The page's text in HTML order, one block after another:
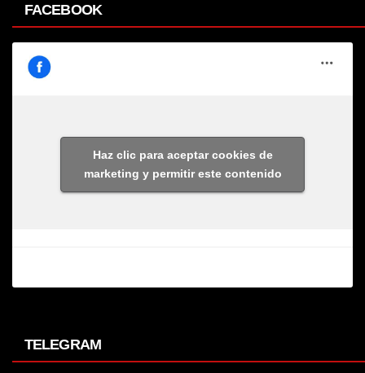
FACEBOOK
Haz clic para aceptar cookies de
marketing y permitir este contenido
TELEGRAM